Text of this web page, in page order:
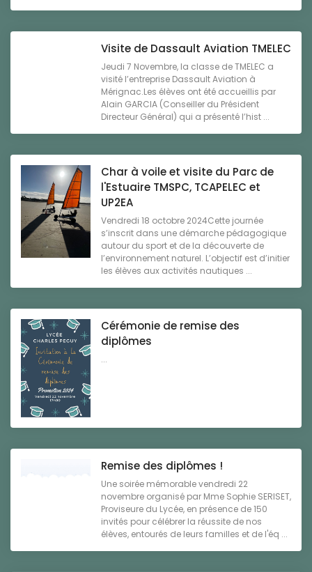
Visite de Dassault Aviation TMELEC
Jeudi 7 Novembre, la classe de TMELEC a
visité l’entreprise Dassault Aviation à
Mérignac.Les élèves ont été accueillis par
Alain GARCIA (Conseiller du Président
Directeur Général) qui a présenté l’hist ...
Char à voile et visite du Parc de
l'Estuaire TMSPC, TCAPELEC et
UP2EA
Vendredi 18 octobre 2024Cette journée
s’inscrit dans une démarche pédagogique
autour du sport et de la découverte de
l’environnement naturel. L’objectif est d’initier
les élèves aux activités nautiques ...
Cérémonie de remise des
diplômes
...
Remise des diplômes !
Une soirée mémorable vendredi 22
novembre organisé par Mme Sophie SERISET,
Proviseure du Lycée, en présence de 150
invités pour célébrer la réussite de nos
élèves, entourés de leurs familles et de l'éq ...